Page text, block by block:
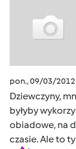
pon., 09/03/2012
Dziewczyny,
byłyby
obiadowe, na
czasie. Ale to